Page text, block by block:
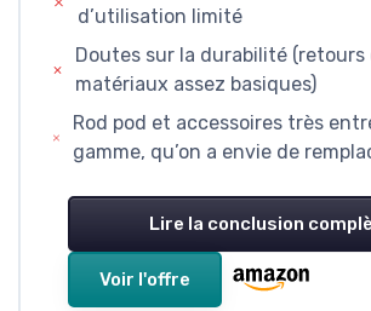
d’utilisation limité
Doutes sur la durabilité (retours
matériaux assez basiques)
Rod pod et accessoires très
gamme, qu’on a envie de
Lire la conclusion
Voir l'offre